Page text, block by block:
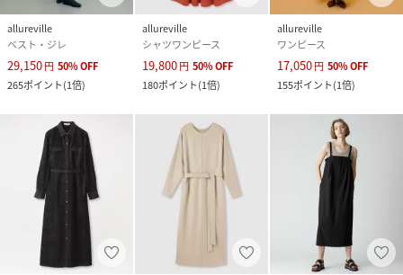
allureville
ベスト・ジレ
29,150円 50%OFF
265ポイント(1倍)
allureville
シャツワンピース
19,800円 50%OFF
180ポイント(1倍)
allureville
ワンピース
17,050円 50%OFF
155ポイント(1倍)